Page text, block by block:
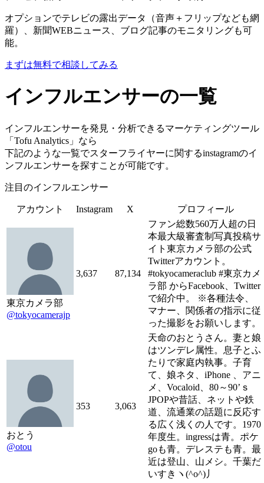
オプションでテレビの露出データ（音声＋フリップなども網
羅）、新聞WEBニュース、ブログ記事のモニタリングも可
能。
まずは無料で相談してみる
インフルエンサーの一覧
インフルエンサーを発見・分析できるマーケティングツール
「Tofu Analytics」なら
下記のような一覧でスターフライヤーに関するinstagramのイ
ンフルエンサーを探すことが可能です。
注目のインフルエンサー
アカウント Instagram X プロフィール
東京カメラ部
@tokyocamerajp
3,637 87,134
ファン総数560万人超の日
本最大級審査制写真投稿サ
イト東京カメラ部の公式
Twitterアカウント。
#tokyocameraclub #東京カメ
ラ部 からFacebook、Twitter
で紹介中。 ※各種法令、
マナー、関係者の指示に従
った撮影をお願いします。
おとう
@otou
353 3,063
天命のおとうさん。妻と娘
はツンデレ属性。息子とふ
たりで家庭内執事。子育
て、娘ネタ、iPhone 、アニ
メ、Vocaloid、80～90’ｓ
JPOPや昔話、ネットや鉄
道、流通業の話題に反応す
る広く浅くの人です。1970
年度生。ingressは青。ポケ
goも青。デレステも青。最
近は登山、山メシ。千葉だ
いすきヽ(^o^)丿